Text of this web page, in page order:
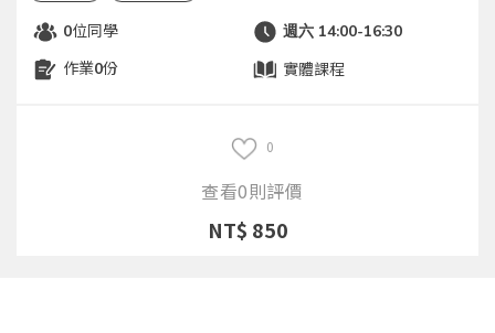
0位同學 週六 14:00-16:30
作業0份 實體課程
0
查看0則評價
NT$ 850